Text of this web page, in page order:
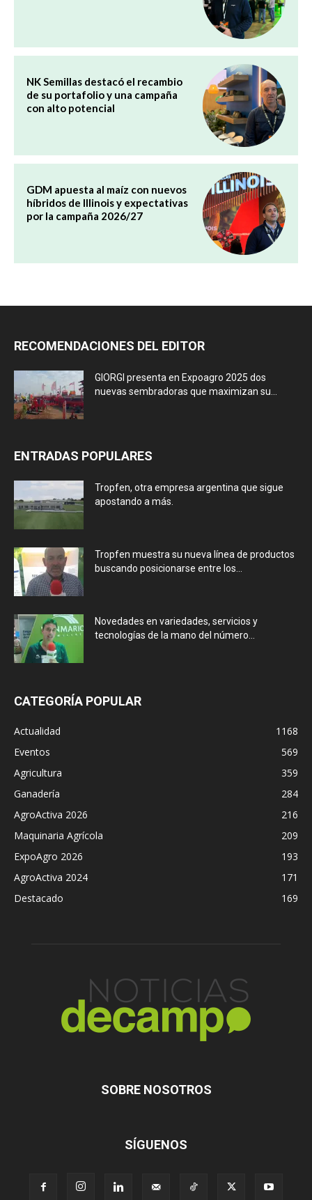
NK Semillas destacó el recambio
de su portafolio y una campaña
con alto potencial
GDM apuesta al maíz con nuevos
híbridos de Illinois y expectativas
por la campaña 2026/27
RECOMENDACIONES DEL EDITOR
GIORGI presenta en Expoagro 2025 dos
nuevas sembradoras que maximizan su...
ENTRADAS POPULARES
Tropfen, otra empresa argentina que sigue
apostando a más.
Tropfen muestra su nueva línea de productos
buscando posicionarse entre los...
Novedades en variedades, servicios y
tecnologías de la mano del número...
CATEGORÍA POPULAR
Actualidad
1168
Eventos
569
Agricultura
359
Ganadería
284
AgroActiva 2026
216
Maquinaria Agrícola
209
ExpoAgro 2026
193
AgroActiva 2024
171
Destacado
169
SOBRE NOSOTROS
SÍGUENOS